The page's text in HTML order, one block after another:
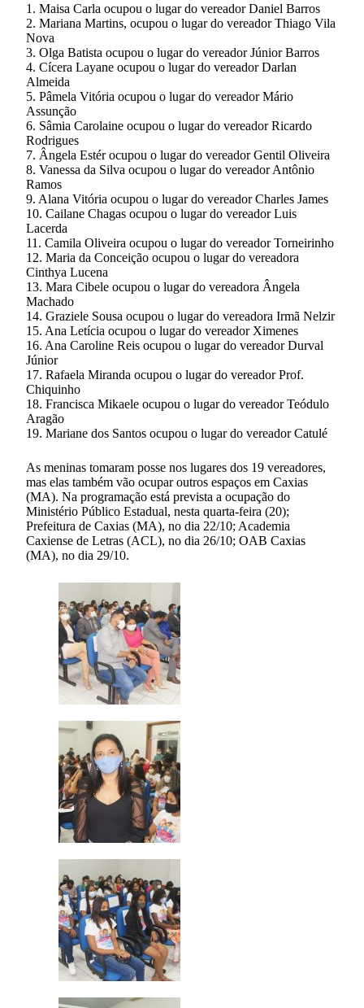
1. Maisa Carla ocupou o lugar do vereador Daniel Barros
2. Mariana Martins, ocupou o lugar do vereador Thiago Vila
Nova
3. Olga Batista ocupou o lugar do vereador Júnior Barros
4. Cícera Layane ocupou o lugar do vereador Darlan
Almeida
5. Pâmela Vitória ocupou o lugar do vereador Mário
Assunção
6. Sâmia Carolaine ocupou o lugar do vereador Ricardo
Rodrigues
7. Ângela Estér ocupou o lugar do vereador Gentil Oliveira
8. Vanessa da Silva ocupou o lugar do vereador Antônio
Ramos
9. Alana Vitória ocupou o lugar do vereador Charles James
10. Cailane Chagas ocupou o lugar do vereador Luis
Lacerda
11. Camila Oliveira ocupou o lugar do vereador Torneirinho
12. Maria da Conceição ocupou o lugar do vereadora
Cinthya Lucena
13. Mara Cibele ocupou o lugar do vereadora Ângela
Machado
14. Graziele Sousa ocupou o lugar do vereadora Irmã Nelzir
15. Ana Letícia ocupou o lugar do vereador Ximenes
16. Ana Caroline Reis ocupou o lugar do vereador Durval
Júnior
17. Rafaela Miranda ocupou o lugar do vereador Prof.
Chiquinho
18. Francisca Mikaele ocupou o lugar do vereador Teódulo
Aragão
19. Mariane dos Santos ocupou o lugar do vereador Catulé
As meninas tomaram posse nos lugares dos 19 vereadores,
mas elas também vão ocupar outros espaços em Caxias
(MA). Na programação está prevista a ocupação do
Ministério Público Estadual, nesta quarta-feira (20);
Prefeitura de Caxias (MA), no dia 22/10; Academia
Caxiense de Letras (ACL), no dia 26/10; OAB Caxias
(MA), no dia 29/10.